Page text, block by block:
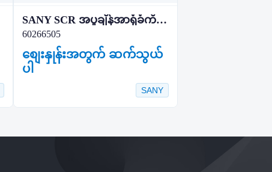
SANY SCR အပူချိန်အာရုံခံကိရိယာ
60266505
စျေးနှုန်းအတွက် ဆက်သွယ်
ပါ
SANY